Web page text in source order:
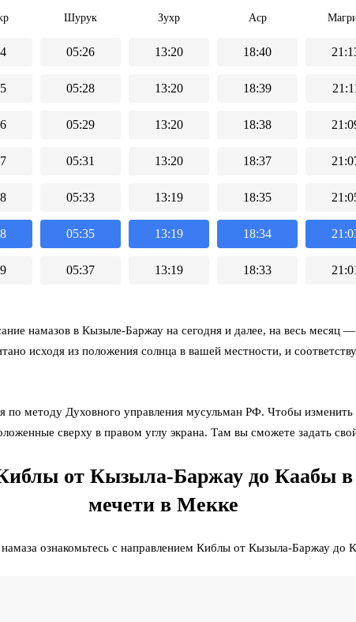
Шурук Зухр Аср
05:26 13:20 18:40
05:28 13:20 18:39
05:29 13:20 18:38
05:31 13:20 18:37
05:33 13:19 18:35
05:35 13:19 18:34
05:37 13:19 18:33
намазов в Кызыле-Баржау на сегодня и далее, на весь месяц —
исходя из положения солнца в вашей местности, и
по методу Духовного управления мусульман РФ. Чтобы изменить
сверху в правом углу экрана. Там вы сможете задать
от Кызыла-Баржау до Каабы в
мечети в Мекке
ознакомьтесь с направлением Киблы от Кызыла-Баржау до